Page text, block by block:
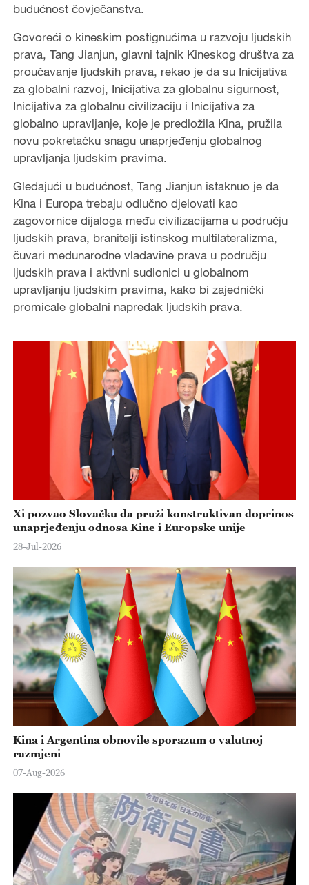
budućnost čovječanstva.
Govoreći o kineskim postignućima u razvoju ljudskih
prava, Tang Jianjun, glavni tajnik Kineskog društva za
proučavanje ljudskih prava, rekao je da su Inicijativa
za globalni razvoj, Inicijativa za globalnu sigurnost,
Inicijativa za globalnu civilizaciju i Inicijativa za
globalno upravljanje, koje je predložila Kina, pružila
novu pokretačku snagu unaprjeđenju globalnog
upravljanja ljudskim pravima.
Gledajući u budućnost, Tang Jianjun istaknuo je da
Kina i Europa trebaju odlučno djelovati kao
zagovornice dijaloga među civilizacijama u području
ljudskih prava, branitelji istinskog multilateralizma,
čuvari međunarodne vladavine prava u području
ljudskih prava i aktivni sudionici u globalnom
upravljanju ljudskim pravima, kako bi zajednički
promicale globalni napredak ljudskih prava.
Xi pozvao Slovačku da pruži konstruktivan doprinos
unaprjeđenju odnosa Kine i Europske unije
28-Jul-2026
Kina i Argentina obnovile sporazum o valutnoj
razmjeni
07-Aug-2026